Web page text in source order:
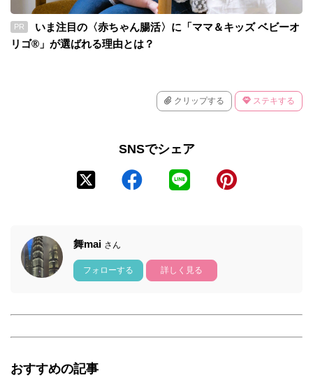
PR
いま注目の〈赤ちゃん腸活〉に「ママ＆キッズ ベビーオ
リゴ®」が選ばれる理由とは？
クリップする ステキする
SNSでシェア
舞mai さん
フォローする 詳しく見る
おすすめの記事